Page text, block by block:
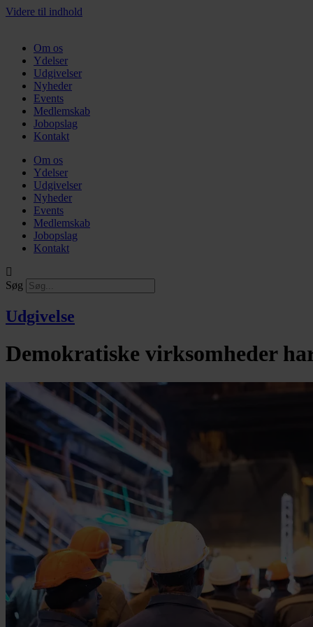
Videre til indhold
Om os
Ydelser
Udgivelser
Nyheder
Events
Medlemskab
Jobopslag
Kontakt
Om os
Ydelser
Udgivelser
Nyheder
Events
Medlemskab
Jobopslag
Kontakt
Søg
Udgivelse
Demokratiske virksomheder